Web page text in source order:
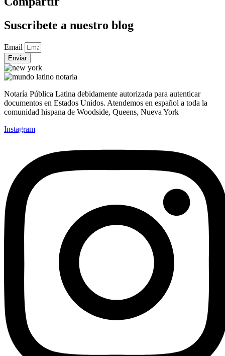
Suscribete a nuestro blog
Email
Enviar
Notaría Pública Latina debidamente autorizada para autenticar
documentos en Estados Unidos. Atendemos en español a toda la
comunidad hispana de Woodside, Queens, Nueva York
Instagram